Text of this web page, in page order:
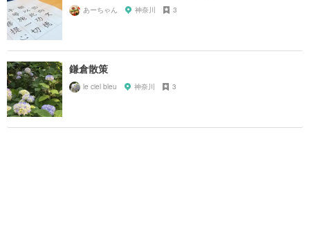
あーちゃん 神奈川 3
鎌倉散策
le ciel bleu 神奈川 3